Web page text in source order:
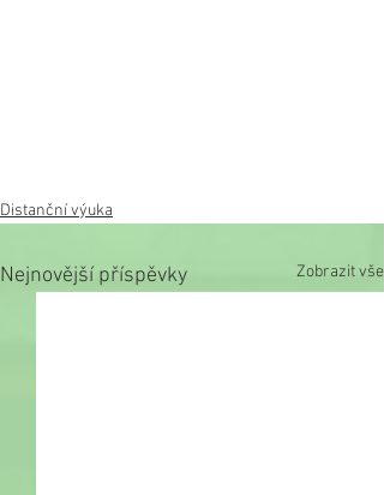
Distanční výuka
Nejnovější příspěvky Zobrazit vše